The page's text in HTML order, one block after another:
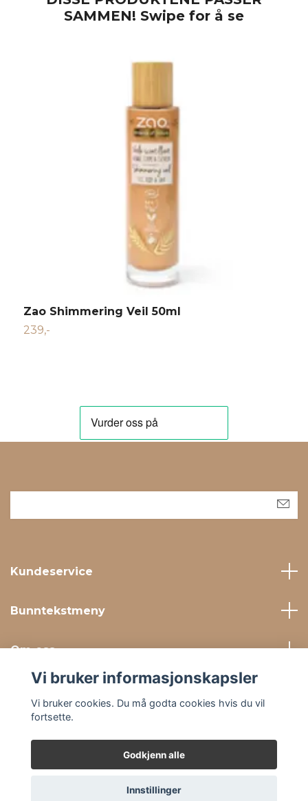
Zao Shimmering Veil 50ml
239,-
Kundeservice
Bunntekstmeny
Om oss
© 2026 Beautyshoppen.no
Vi bruker informasjonskapsler
Vi bruker cookies. Du må godta cookies hvis du vil
fortsette.
Godkjenn alle
Innstillinger